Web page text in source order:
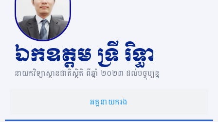
អគ្គនាយករង
ឯកឧត្តម ទ្រី រិទ្ធា
នាយកវិទ្យាស្ថានជាតិស្ថិតិ ពីឆ្នាំ ២០២៣ ដល់បច្ចុប្បន្ន